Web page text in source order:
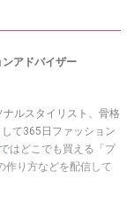
アドバイザー
ルスタイリスト、骨格
て365日ファッション
ではどこでも買える「プ
作り方などを配信して